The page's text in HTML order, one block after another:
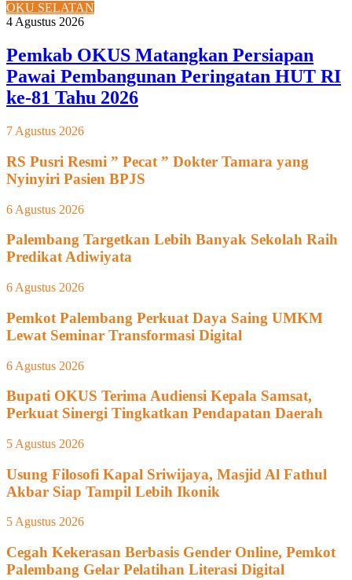
OKU SELATAN
4 Agustus 2026
Pemkab OKUS Matangkan Persiapan
Pawai Pembangunan Peringatan HUT RI
ke-81 Tahu 2026
7 Agustus 2026
RS Pusri Resmi ” Pecat ” Dokter Tamara yang
Nyinyiri Pasien BPJS
6 Agustus 2026
Palembang Targetkan Lebih Banyak Sekolah Raih
Predikat Adiwiyata
6 Agustus 2026
Pemkot Palembang Perkuat Daya Saing UMKM
Lewat Seminar Transformasi Digital
6 Agustus 2026
Bupati OKUS Terima Audiensi Kepala Samsat,
Perkuat Sinergi Tingkatkan Pendapatan Daerah
5 Agustus 2026
Usung Filosofi Kapal Sriwijaya, Masjid Al Fathul
Akbar Siap Tampil Lebih Ikonik
5 Agustus 2026
Cegah Kekerasan Berbasis Gender Online, Pemkot
Palembang Gelar Pelatihan Literasi Digital